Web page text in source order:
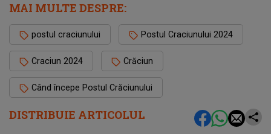
DISTRIBUIE ARTICOLUL
MAI MULTE DESPRE:
postul craciunului Postul Craciunului 2024
Craciun 2024 Crăciun
Când începe Postul Crăciunului